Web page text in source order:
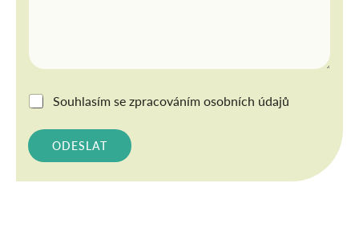
G
P
R
*
Souhlasím sezpracováním osobních údajů
ODESLAT